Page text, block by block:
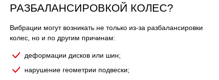
РАЗБАЛАНСИРОВКОЙ КОЛЕС?
Вибрации могут возникать не только из-за разбалансировки
колес, но и по другим причинам:
деформации дисков или шин;
нарушение геометрии подвески;